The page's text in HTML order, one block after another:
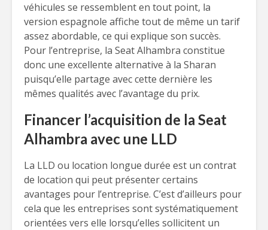
véhicules se ressemblent en tout point, la
version espagnole affiche tout de même un tarif
assez abordable, ce qui explique son succès.
Pour l’entreprise, la Seat Alhambra constitue
donc une excellente alternative à la Sharan
puisqu’elle partage avec cette dernière les
mêmes qualités avec l’avantage du prix.
Financer l’acquisition de la Seat
Alhambra avec une LLD
La LLD ou location longue durée est un contrat
de location qui peut présenter certains
avantages pour l’entreprise. C’est d’ailleurs pour
cela que les entreprises sont systématiquement
orientées vers elle lorsqu’elles sollicitent un